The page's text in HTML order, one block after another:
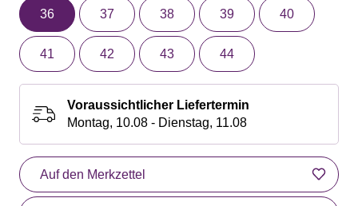
36 37 38 39 40
41 42 43 44
Voraussichtlicher Liefertermin
Montag, 10.08 - Dienstag, 11.08
Auf den Merkzettel